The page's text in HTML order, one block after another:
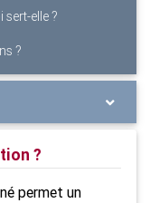
elle ?
?
?
permet un